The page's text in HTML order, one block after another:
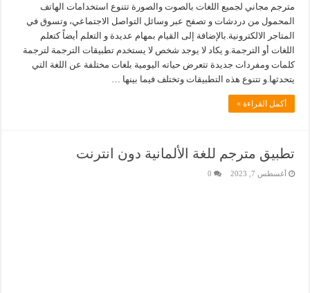
مترجم مجاني لجميع اللغات بالصوت والصورة تتنوع استخدامات الهاتف
المحمول من دردشات و تصفح عبر وسائل التواصل الاجتماعي، وتسوق في
المتاجر الالكترونية.بالإضافة إلى القيام بمهام عديدة و التعلم أيضاً كتعلم
اللغات أو الترجمة.و يكاد لا يوجد شخص لا يستخدم تطبيقات الترجمة لترجمة
كلمات ومفردات جديدة تتعرض حياته اليومية بلغات مختلفة عن اللغة التي
يتحدثها.و تتنوع هذه التطبيقات وتختلف فيما بينها …
أكمل القراءة »
تطبيق مترجم للغة الألمانية دون انترنت
أغسطس 7, 2023 0